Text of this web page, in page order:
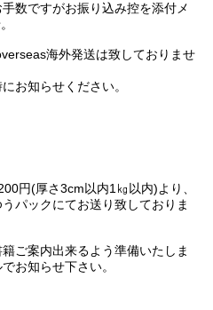
数ですがお振り込み控を添付メ
海外発送は致しておりませ
お知らせください。
円(厚さ3cm以内1㎏以内)より、
パックにてお送り致しておりま
ご案内出来るよう準備いたしま
お知らせ下さい。